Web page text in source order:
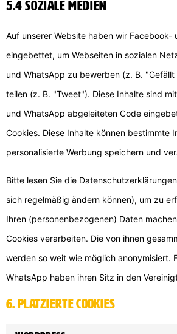
5.4 Soziale Medien
Auf unserer Website haben wir Facebook-
eingebettet, um Webseiten in sozialen
und WhatsApp zu bewerben (z. B.
teilen (z. B. "Tweet"). Diese Inhalte sind
und WhatsApp abgeleiteten Code
Cookies. Diese Inhalte können bestimmte
personalisierte Werbung speichern und
Bitte lesen Sie die
sich regelmäßig ändern können), um zu
Ihren (personenbezogenen) Daten
Cookies verarbeiten. Die von ihnen
werden so weit wie möglich anonymisiert.
WhatsApp haben ihren Sitz in den
6. Platzierte Cookies